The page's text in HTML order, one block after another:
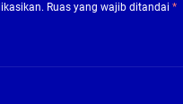
Ruas yang wajib ditandai *